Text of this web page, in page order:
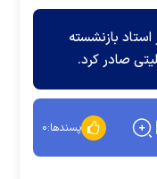
بازنشسته
صادر کرد.
پسندها:۰